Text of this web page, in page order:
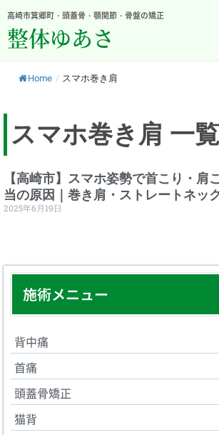
容
を
高崎市箕郷町・頭蓋骨・顎関節・骨盤の矯正
整体ゆあさ
Home / スマホ巻き肩
施術メニュー
背中痛
首痛
頭蓋骨矯正
猫背
スマホ巻き肩 一覧
【高崎市】スマホ姿勢で首こり・肩
当の原因｜巻き肩・ストレートネッ
2025年6月19日